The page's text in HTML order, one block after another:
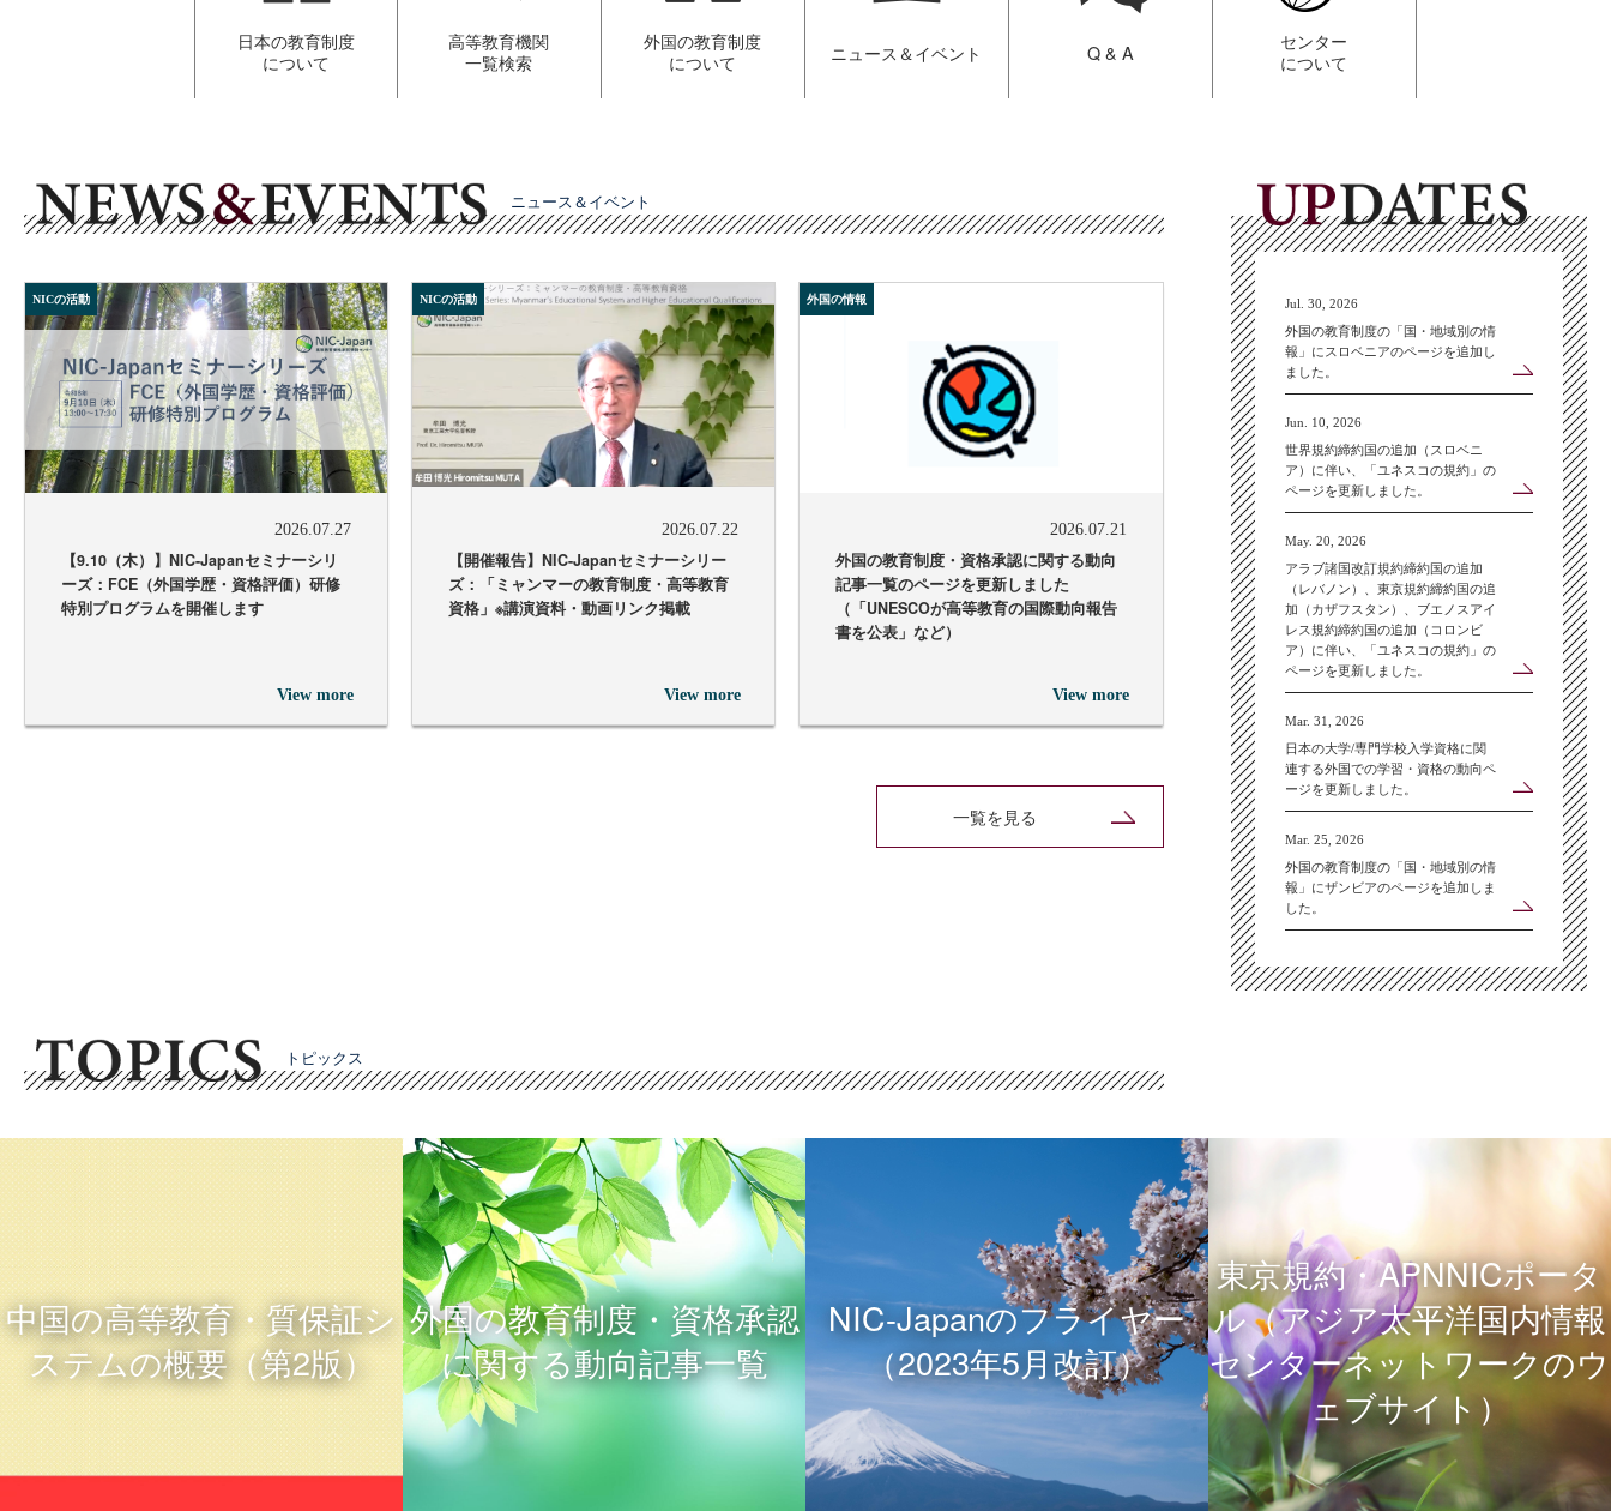
日本の教育制度
について
高等教育機関
一覧検索
外国の教育制度
について
ニュース＆イベント Q & A
センター
について
ニュース＆イベント
NICの活動
2026.07.27
【9.10（木）】NIC-Japanセミナーシリ
ーズ：FCE（外国学歴・資格評価）研修
特別プログラムを開催します
View more
NICの活動
2026.07.22
【開催報告】NIC-Japanセミナーシリー
ズ：「ミャンマーの教育制度・高等教育
資格」※講演資料・動画リンク掲載
View more
外国の情報
2026.07.21
外国の教育制度・資格承認に関する動向
記事一覧のページを更新しました
（「UNESCOが高等教育の国際動向報告
書を公表」など）
View more
一覧を見る
Jul. 30, 2026
外国の教育制度の「国・地域別の情
報」にスロベニアのページを追加し
ました。
Jun. 10, 2026
世界規約締約国の追加（スロベニ
ア）に伴い、「ユネスコの規約」の
ページを更新しました。
May. 20, 2026
アラブ諸国改訂規約締約国の追加
（レバノン）、東京規約締約国の追
加（カザフスタン）、ブエノスアイ
レス規約締約国の追加（コロンビ
ア）に伴い、「ユネスコの規約」の
ページを更新しました。
Mar. 31, 2026
日本の大学/専門学校入学資格に関
連する外国での学習・資格の動向ペ
ージを更新しました。
Mar. 25, 2026
外国の教育制度の「国・地域別の情
報」にザンビアのページを追加しま
した。
トピックス
中国の高等教育・質保証シ
ステムの概要（第2版）
外国の教育制度・資格承認
に関する動向記事一覧
NIC-Japanのフライヤー
（2023年5月改訂）
東京規約・APNNICポータ
ル（アジア太平洋国内情報
センターネットワークのウ
ェブサイト）